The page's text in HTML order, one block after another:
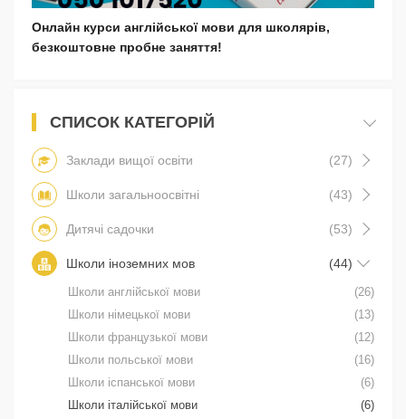
СПИСОК КАТЕГОРІЙ
Заклади вищої освіти (27)
Школи загальноосвітні (43)
Дитячі садочки (53)
Школи іноземних мов (44)
Школи англійської мови
(26)
Школи німецької мови
(13)
Школи французької мови
(12)
Школи польської мови
(16)
Школи іспанської мови
(6)
Школи італійської мови
(6)
Онлайн курси англійської мови для школярів,
безкоштовне пробне заняття!